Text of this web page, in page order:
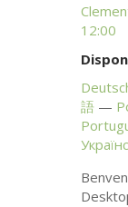
12:00
語